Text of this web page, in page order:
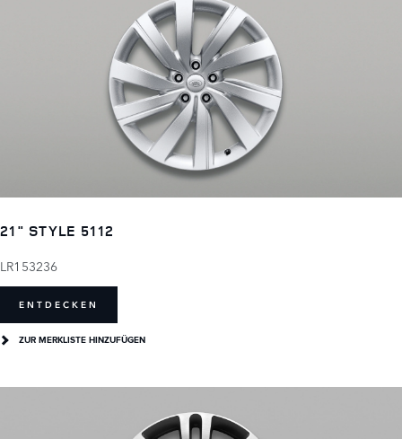
21" STYLE 5112
LR153236
ENTDECKEN
ZUR MERKLISTE HINZUFÜGEN